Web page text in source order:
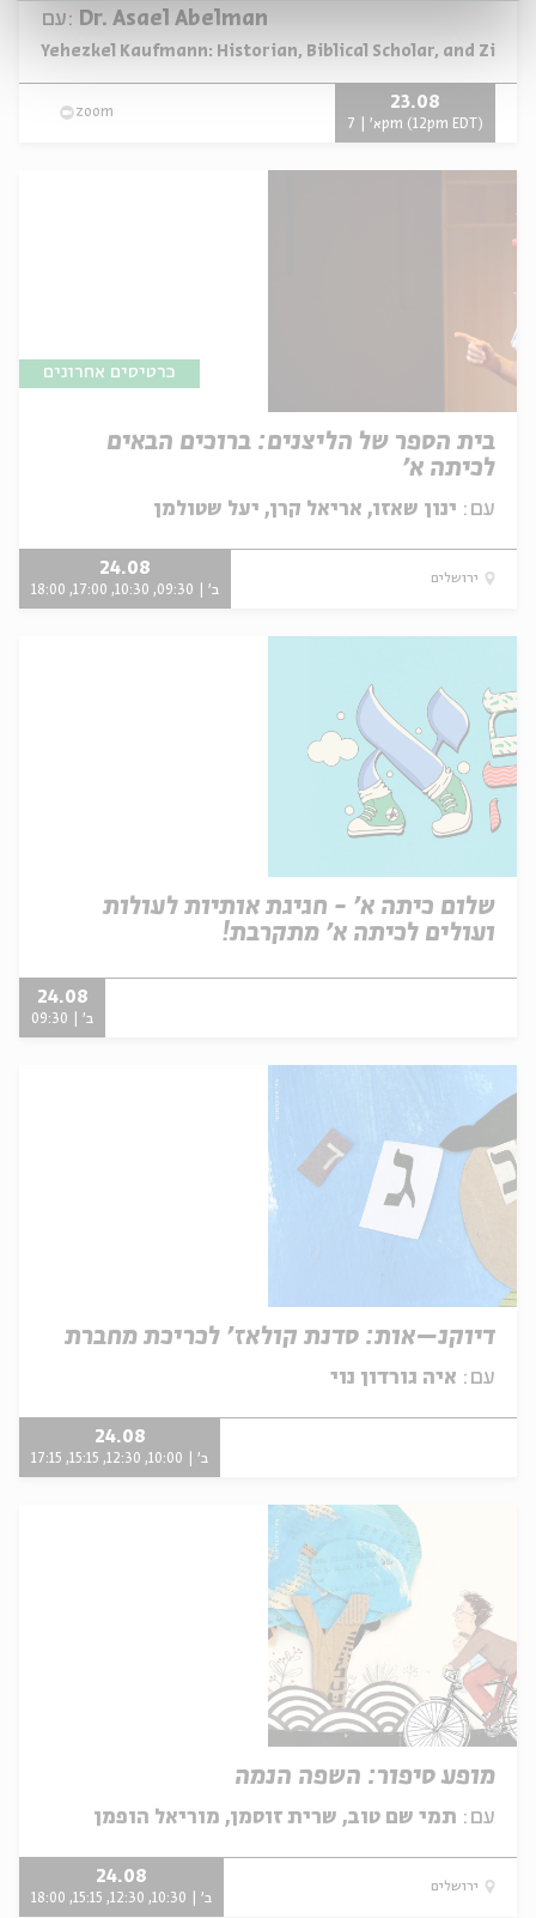
עם: Dr. Asael Abelman
מתוך:
Yehezkel Kaufmann: Historian, Biblical Scholar, and
zoom
23.08
א' | 7pm (12pm EDT)
כרטיסים אחרונים
בית הספר של הליצנים: ברוכים הבאים
לכיתה א'
עם: ינון שאזו, אריאל קרן, יעל שטולמן
ירושלים
24.08
ב' | 09:30, 10:30, 17:00, 18:00
שלום כיתה א' - חגיגת אותיות לעולות
ועולים לכיתה א' מתקרבת!
24.08
ב' | 09:30
דיוקנ–אות: סדנת קולאז' לכריכת מחברת
עם: איה גורדון נוי
24.08
ב' | 10:00, 12:30, 15:15, 17:15
מופע סיפור: השפה הנמה
עם: תמי שם טוב, שרית זוסמן, מוריאל הופמן
ירושלים
24.08
ב' | 10:30, 12:30, 15:15, 18:00